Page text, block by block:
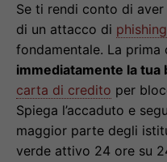
Se ti rendi conto di
di un attacco di phishing
fondamentale. La prima
immediatamente la tua
carta di credito per
Spiega l’accaduto e
maggior parte degli
verde attivo 24 ore su